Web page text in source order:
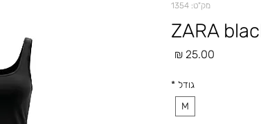
מק"ט: 1354
ZARA
גודל *
M